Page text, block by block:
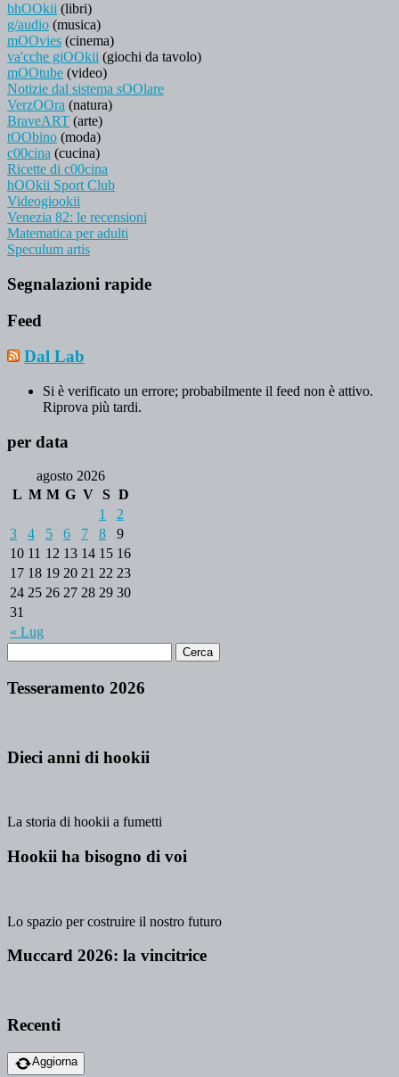
bhOOkii (libri)
g/audio (musica)
mOOvies (cinema)
va'cche giOOkii (giochi da tavolo)
mOOtube (video)
Notizie dal sistema sOOlare
VerzOOra (natura)
BraveART (arte)
tOObino (moda)
c00cina (cucina)
Ricette di c00cina
hOOkii Sport Club
Videogiookii
Venezia 82: le recensioni
Matematica per adulti
Speculum artis
Segnalazioni rapide
Feed
Dal Lab
Si è verificato un errore; probabilmente il feed non è attivo.
Riprova più tardi.
per data
agosto 2026
L M M G V S D
« Lug
1
2
3
4 5 6 7 8
9
10 11 12 13 14 15 16
17 18 19 20 21 22 23
24 25 26 27 28 29 30
31
Tesseramento 2026
Dieci anni di hookii
La storia di hookii a fumetti
Hookii ha bisogno di voi
Lo spazio per costruire il nostro futuro
Muccard 2026: la vincitrice
Recenti
Aggiorna